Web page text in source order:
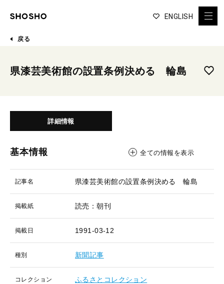
ENGLISH
戻る
県漆芸美術館の設置条例決める 輪島
詳細情報
基本情報 全ての情報を表示
記事名 県漆芸美術館の設置条例決める 輪島
掲載紙 読売：朝刊
掲載日 1991-03-12
種別 新聞記事
コレクション ふるさとコレクション